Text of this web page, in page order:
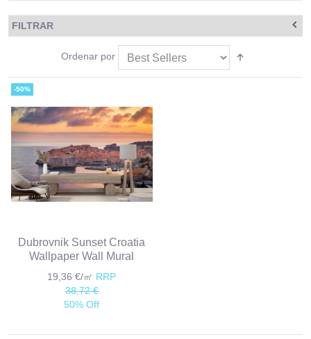
FILTRAR
Ordenar por
-50%
Dubrovnik Sunset Croatia
Wallpaper Wall Mural
19,36 €/㎡ RRP
38,72 €
50% Off